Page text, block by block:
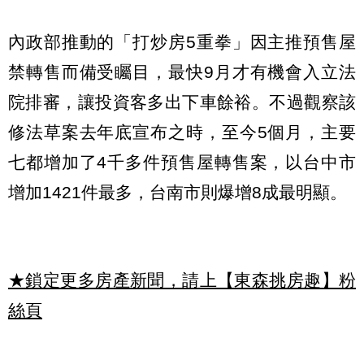
內政部推動的「打炒房5重拳」因主推預售屋
禁轉售而備受矚目，最快9月才有機會入立法
院排審，讓投資客多出下車餘裕。不過觀察該
修法草案去年底宣布之時，至今5個月，主要
七都增加了4千多件預售屋轉售案，以台中市
增加1421件最多，台南市則爆增8成最明顯。
★鎖定更多房產新聞，請上【東森挑房趣】粉
絲頁